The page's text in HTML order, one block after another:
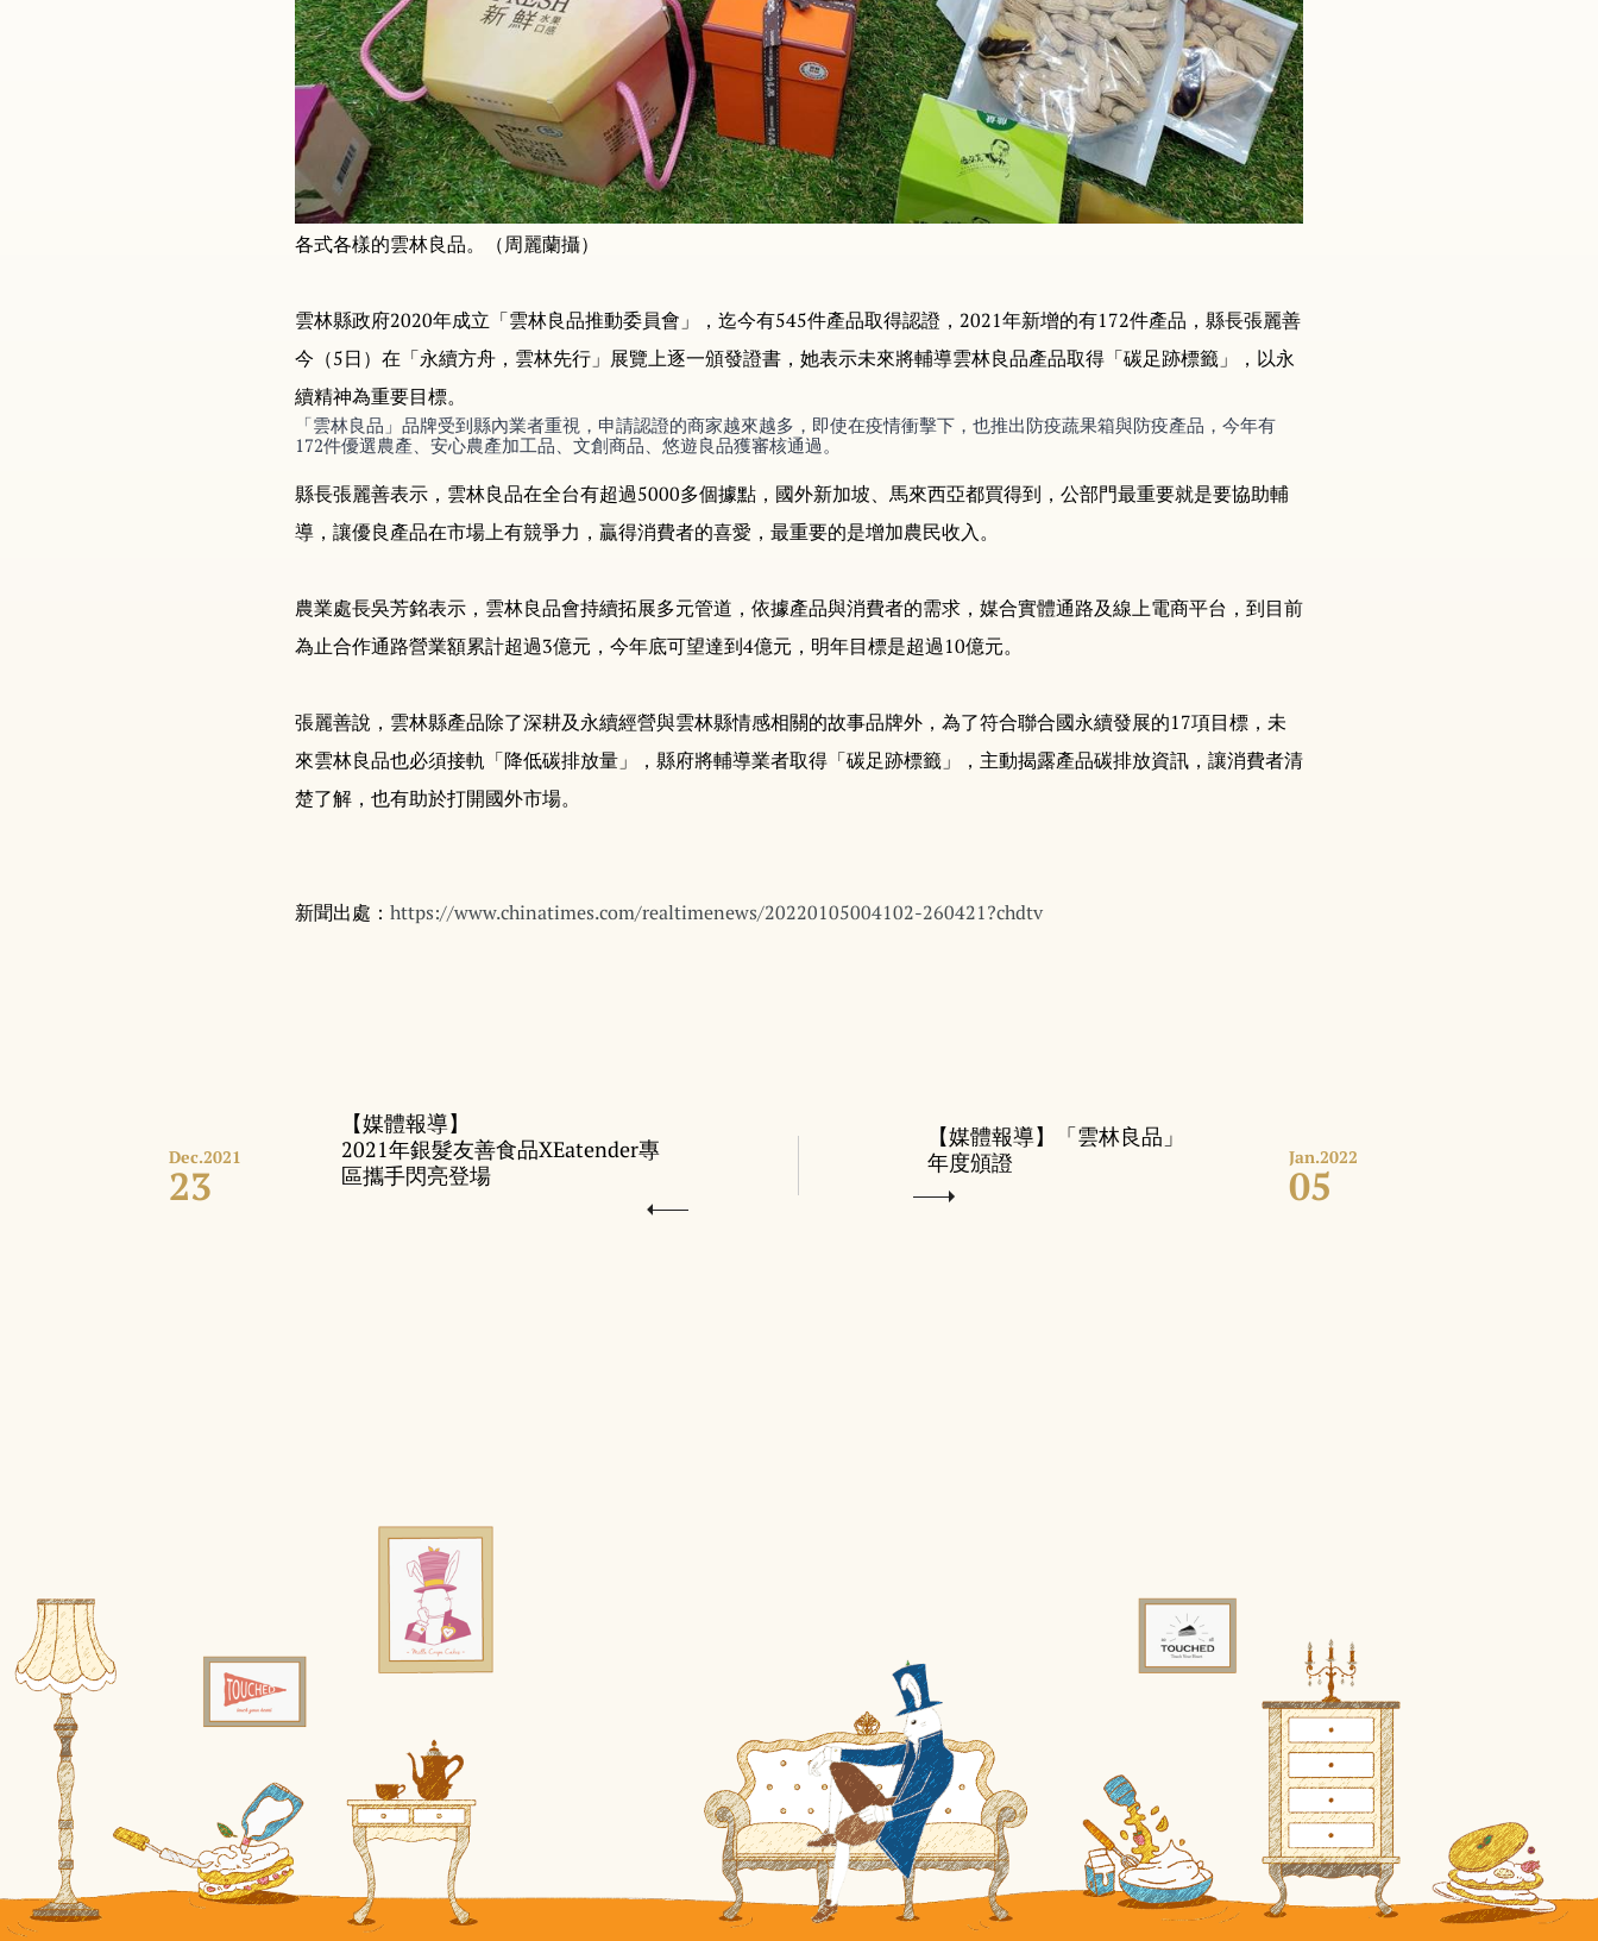
各式各樣的雲林良品。（周麗蘭攝）
雲林縣政府2020年成立「雲林良品推動委員會」，迄今有545件產品取得認證，2021年新增的有172件產品，縣長張麗善
今（5日）在「永續方舟，雲林先行」展覽上逐一頒發證書，她表示未來將輔導雲林良品產品取得「碳足跡標籤」，以永
續精神為重要目標。
「雲林良品」品牌受到縣內業者重視，申請認證的商家越來越多，即使在疫情衝擊下，也推出防疫蔬果箱與防疫產品，今年有
172件優選農產、安心農產加工品、文創商品、悠遊良品獲審核通過。
縣長張麗善表示，雲林良品在全台有超過5000多個據點，國外新加坡、馬來西亞都買得到，公部門最重要就是要協助輔
導，讓優良產品在市場上有競爭力，贏得消費者的喜愛，最重要的是增加農民收入。
農業處長吳芳銘表示，雲林良品會持續拓展多元管道，依據產品與消費者的需求，媒合實體通路及線上電商平台，到目前
為止合作通路營業額累計超過3億元，今年底可望達到4億元，明年目標是超過10億元。
張麗善說，雲林縣產品除了深耕及永續經營與雲林縣情感相關的故事品牌外，為了符合聯合國永續發展的17項目標，未
來雲林良品也必須接軌「降低碳排放量」，縣府將輔導業者取得「碳足跡標籤」，主動揭露產品碳排放資訊，讓消費者清
楚了解，也有助於打開國外市場。
新聞出處： https://www.chinatimes.com/realtimenews/20220105004102-260421?chdtv
Dec.2021
23
【媒體報導】
2021年銀髮友善食品XEatender專
區攜手閃亮登場
Jan.2022
05
【媒體報導】「雲林良品」
年度頒證